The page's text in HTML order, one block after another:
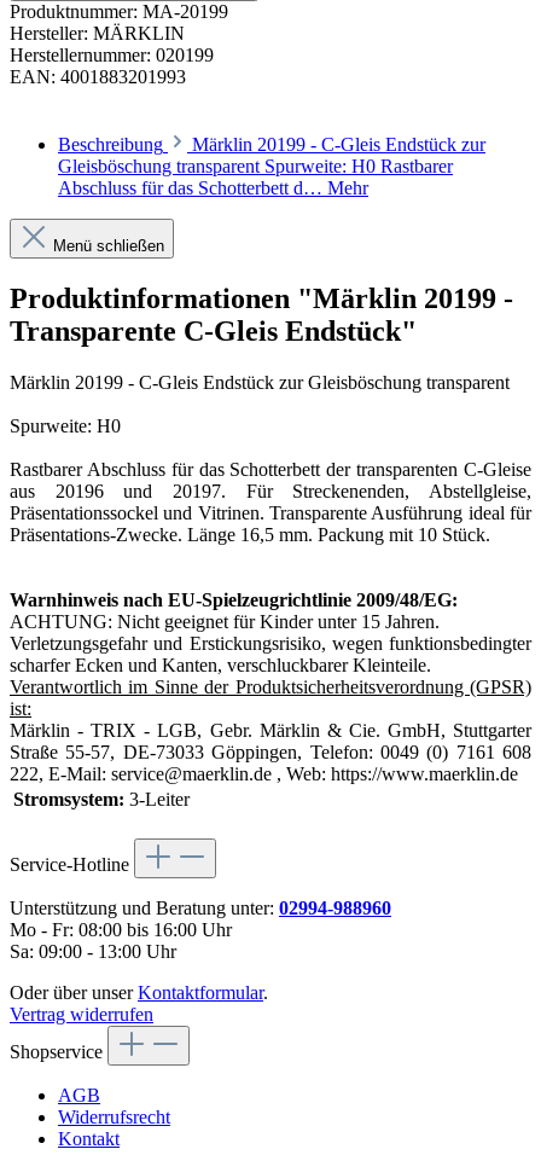
Produktnummer: MA-20199
Hersteller: MÄRKLIN
Herstellernummer: 020199
EAN: 4001883201993
Beschreibung
Märklin 20199 - C-Gleis Endstück zur
Gleisböschung transparent Spurweite: H0 Rastbarer
Abschluss für das Schotterbett d… Mehr
Menü schließen
Produktinformationen "Märklin 20199 -
Transparente C-Gleis Endstück"
Märklin 20199 - C-Gleis Endstück zur Gleisböschung transparent
Spurweite: H0
Rastbarer Abschluss für das Schotterbett der transparenten C-Gleise
aus 20196 und 20197. Für Streckenenden, Abstellgleise,
Präsentationssockel und Vitrinen. Transparente Ausführung ideal für
Präsentations-Zwecke. Länge 16,5 mm. Packung mit 10 Stück.
Warnhinweis nach EU-Spielzeugrichtlinie 2009/48/EG:
ACHTUNG: Nicht geeignet für Kinder unter 15 Jahren.
Verletzungsgefahr und Erstickungsrisiko, wegen funktionsbedingter
scharfer Ecken und Kanten, verschluckbarer Kleinteile.
Verantwortlich im Sinne der Produktsicherheitsverordnung (GPSR)
ist:
Märklin - TRIX - LGB, Gebr. Märklin & Cie. GmbH, Stuttgarter
Straße 55-57, DE-73033 Göppingen, Telefon: 0049 (0) 7161 608
222, E-Mail: service@maerklin.de , Web: https://www.maerklin.de
Stromsystem: 3-Leiter
Service-Hotline
Unterstützung und Beratung unter: 02994-988960
Mo - Fr: 08:00 bis 16:00 Uhr
Sa: 09:00 - 13:00 Uhr
Oder über unserKontaktformular.
Vertrag widerrufen
Shopservice
AGB
Widerrufsrecht
Kontakt